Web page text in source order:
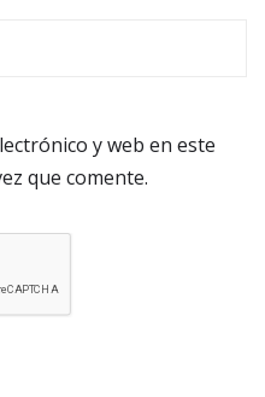
y web en este
que comente.